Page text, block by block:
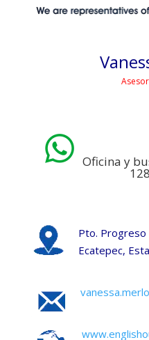
Oficina y
Pto. Progreso
Ecatepec,